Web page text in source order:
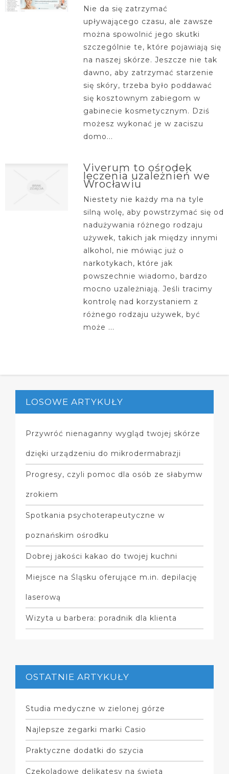
Nie da się zatrzymać
upływającego czasu, ale zawsze
można spowolnić jego skutki
szczególnie te, które pojawiają się
na naszej skórze. Jeszcze nie tak
dawno, aby zatrzymać starzenie
się skóry, trzeba było poddawać
się kosztownym zabiegom w
gabinecie kosmetycznym. Dziś
możesz wykonać je w zaciszu
domo...
Viverum to ośrodek
leczenia uzależnień we
Wrocławiu
Niestety nie każdy ma na tyle
silną wolę, aby powstrzymać się od
nadużywania różnego rodzaju
używek, takich jak między innymi
alkohol, nie mówiąc już o
narkotykach, które jak
powszechnie wiadomo, bardzo
mocno uzależniają. Jeśli tracimy
kontrolę nad korzystaniem z
różnego rodzaju używek, być
może ...
LOSOWE ARTYKUŁY
Przywróć nienaganny wygląd twojej skórze
dzięki urządzeniu do mikrodermabrazji
Progresy, czyli pomoc dla osób ze słabymw
zrokiem
Spotkania psychoterapeutyczne w
poznańskim ośrodku
Dobrej jakości kakao do twojej kuchni
Miejsce na Śląsku oferujące m.in. depilację
laserową
Wizyta u barbera: poradnik dla klienta
OSTATNIE ARTYKUŁY
Studia medyczne w zielonej górze
Najlepsze zegarki marki Casio
Praktyczne dodatki do szycia
Czekoladowe delikatesy na święta